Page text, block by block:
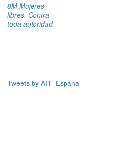
8M Mujeres
libres. Contra
toda autoridad
Tweets by AIT_Espana